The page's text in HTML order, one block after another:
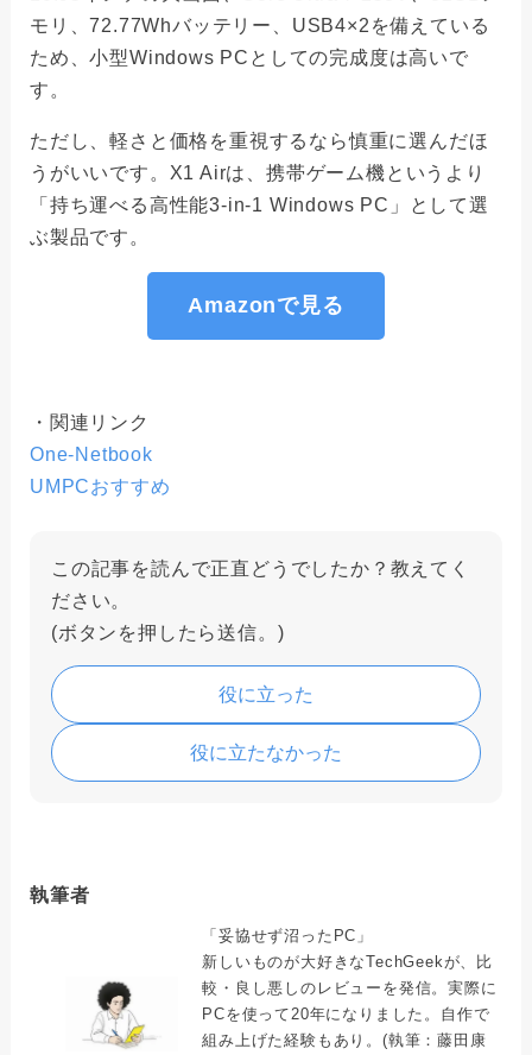
モリ、72.77Whバッテリー、USB4×2を備えている
ため、小型Windows PCとしての完成度は高いで
す。
ただし、軽さと価格を重視するなら慎重に選んだほ
うがいいです。X1 Airは、携帯ゲーム機というより
「持ち運べる高性能3-in-1 Windows PC」として選
ぶ製品です。
Amazonで見る
・関連リンク
One-Netbook
UMPCおすすめ
この記事を読んで正直どうでしたか？教えてく
ださい。
(ボタンを押したら送信。)
役に立った
役に立たなかった
執筆者
「妥協せず沼ったPC」
新しいものが大好きなTechGeekが、比
較・良し悪しのレビューを発信。実際に
PCを使って20年になりました。自作で
組み上げた経験もあり。(執筆：藤田康